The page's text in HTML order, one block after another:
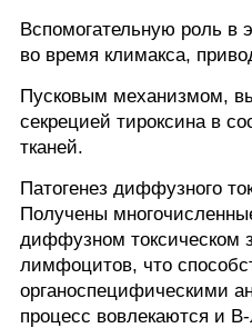
Вспомогательную роль в
во время климакса,
Пусковым механизмом,
секрецией тироксина в
тканей.
Патогенез диффузного
Получены
диффузном токсическом
лимфоцитов, что
органоспецифическими
процесс вовлекаются и